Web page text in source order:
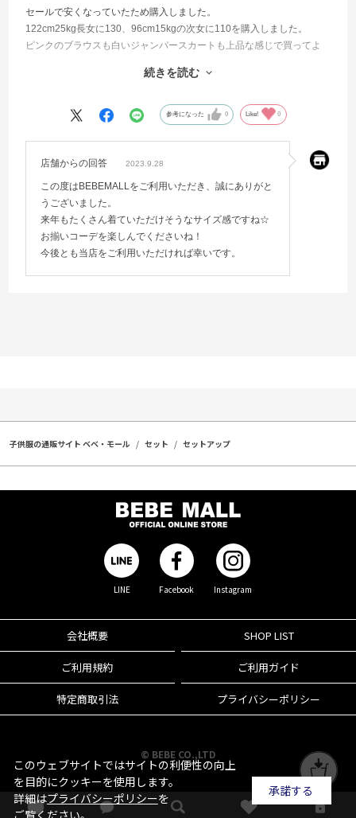
セールで安くなっていたため購入しました。
122cm25kg長女に130、96cm15kgの次女に110を購入しました。
ピンクのブラウスも白いジャンパースカートも上品な感じで買ってよ
生地も薄すぎず、だけど涼しそうで暑い日でも着れました。
白いので下着が少し透けます。白い下着か何か履かせた方が良さそう
来年も着れそうなので、たくさん着せたいです。
続きを読む
参考になった 0 Like! 0
店舗からの回答 2023.9.28
この度はBEBEMALLをご利用いただき、誠にありがと
うございました。
来年もたくさん着ていただけそうなサイズ感ですね☆
お揃いコーデを楽しんでくださいね！
今後とも当店をご利用いただければ幸いです。
子供服の通販サイト ベベ・モール セット セットアップ
LINE Facebook Instagram
会社概要 SHOP LIST
ご利用規約 ご利用ガイド
特定商取引法 プライバシーポリシー
© BEBE CO.,LTD
このウェブサイトではサイトの利便性の向上
を目的にクッキーを使用します。
詳細はプライバシーポリシーを
承諾する